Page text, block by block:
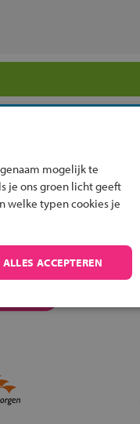
bij
mogelijk te
je ons groen licht geeft
welke typen cookies je
ALLES ACCEPTEREN